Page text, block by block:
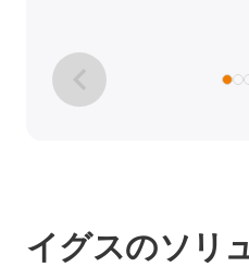
イグスのソリ